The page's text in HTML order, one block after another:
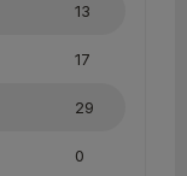
13
17
29
0